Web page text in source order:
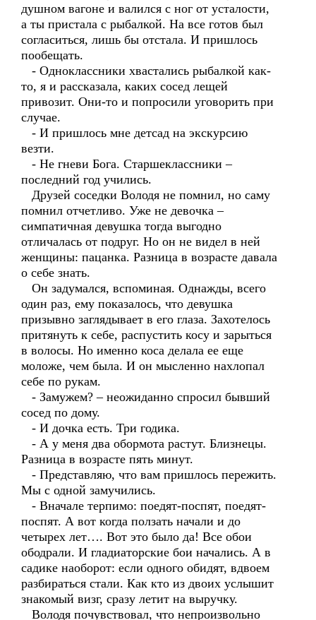
душном вагоне и валился с ног от усталости,
а ты пристала с рыбалкой. На все готов был
согласиться, лишь бы отстала. И пришлось
пообещать.
- Одноклассники хвастались рыбалкой как-
то, я и рассказала, каких сосед лещей
привозит. Они-то и попросили уговорить при
случае.
- И пришлось мне детсад на экскурсию
везти.
- Не гневи Бога. Старшеклассники –
последний год учились.
Друзей соседки Володя не помнил, но саму
помнил отчетливо. Уже не девочка –
симпатичная девушка тогда выгодно
отличалась от подруг. Но он не видел в ней
женщины: пацанка. Разница в возрасте давала
о себе знать.
Он задумался, вспоминая. Однажды, всего
один раз, ему показалось, что девушка
призывно заглядывает в его глаза. Захотелось
притянуть к себе, распустить косу и зарыться
в волосы. Но именно коса делала ее еще
моложе, чем была. И он мысленно нахлопал
себе по рукам.
- Замужем? – неожиданно спросил бывший
сосед по дому.
- И дочка есть. Три годика.
- А у меня два обормота растут. Близнецы.
Разница в возрасте пять минут.
- Представляю, что вам пришлось пережить.
Мы с одной замучились.
- Вначале терпимо: поедят-поспят, поедят-
поспят. А вот когда ползать начали и до
четырех лет…. Вот это было да! Все обои
ободрали. И гладиаторские бои начались. А в
садике наоборот: если одного обидят, вдвоем
разбираться стали. Как кто из двоих услышит
знакомый визг, сразу летит на выручку.
Володя почувствовал, что непроизвольно